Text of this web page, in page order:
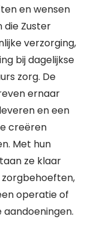
en wensen
die Zuster
verzorging,
bij dagelijkse
zorg. De
ernaar
en een
creëren
Met hun
ze klaar
operatie of